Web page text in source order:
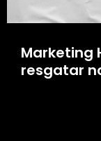
Marketing
resgatar